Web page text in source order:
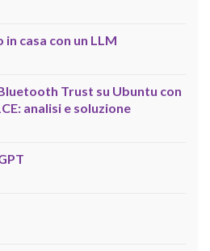
casa con un LLM
Trust su Ubuntu con
analisi e soluzione